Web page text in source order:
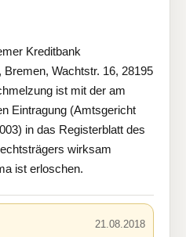
Kreditbank
Wachtstr. 16, 28195
ist mit der am
Eintragung (Amtsgericht
in das Registerblatt des
wirksam
ist erloschen.
21.08.2018